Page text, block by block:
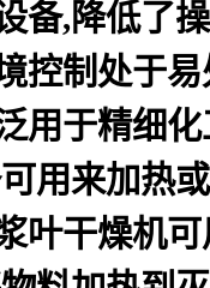
备,降低了
控制处于
用于精细
用来加热
叶干燥机